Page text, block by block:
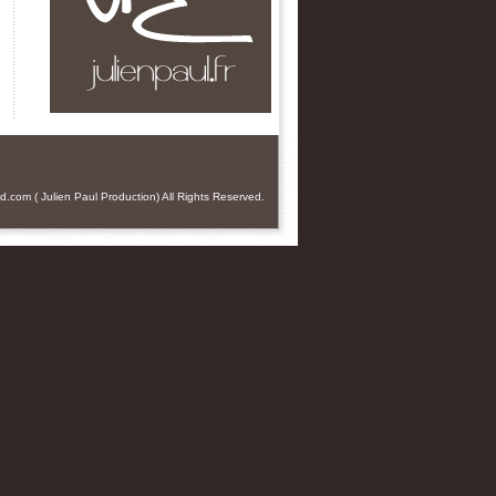
( Julien PaulProduction) All Rights Reserved.